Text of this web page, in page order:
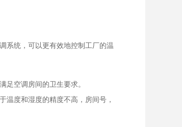
系统，可以更有效地控制工厂的温
足空调房间的卫生要求。
温度和湿度的精度不高，房间号，